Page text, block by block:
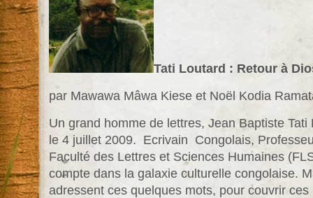
Tati Loutard : Retour à
par Mawawa Mâwa Kiese et Noël Kodia
Un grand homme de lettres, Jean Baptiste
le 4 juillet 2009. Ecrivain Congolais,
Faculté des Lettres et Sciences Humaines
compte dans la galaxie culturelle congolaise.
adressent ces quelques mots, pour couvrir